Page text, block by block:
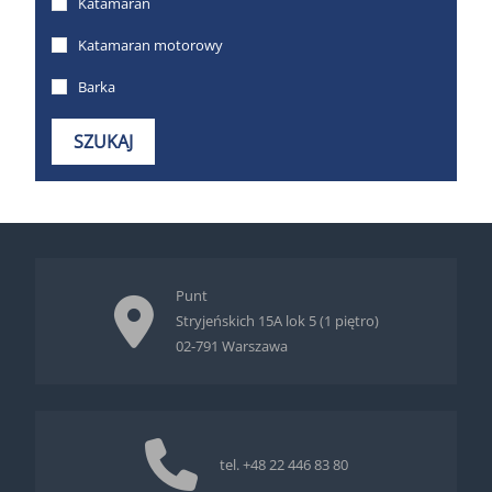
Punt
Stryjeńskich 15A lok 5 (1 piętro)
02-791 Warszawa
tel.+48 22 446 83 80